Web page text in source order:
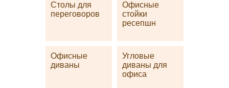
Столы для
переговоров
Офисные
стойки
ресепшн
Офисные
диваны
Угловые
диваны для
офиса